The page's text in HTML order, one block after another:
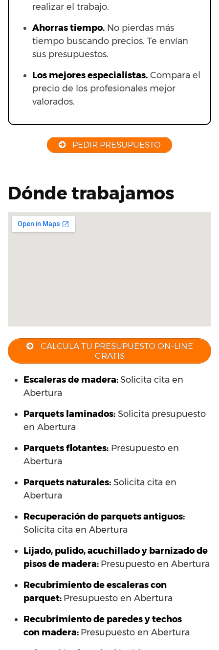
realizar el trabajo.
Ahorras tiempo. No pierdas más
tiempo buscando precios. Te envían
sus presupuestos.
Los mejores especialistas. Compara el
precio de los profesionales mejor
valorados.
PEDIR PRESUPUESTO
Dónde trabajamos
CALCULA TU PRESUPUESTO ON-LINE
GRATIS
Escaleras de madera:Solicita cita en
Abertura
Parquets laminados: Solicita presupuesto
en Abertura
Parquets flotantes: Presupuesto en
Abertura
Parquets naturales: Solicita cita en
Abertura
Recuperación de parquets antiguos:
Solicita cita en Abertura
Lijado, pulido, acuchillado y barnizado de
pisos de madera: Presupuesto en Abertura
Recubrimiento de escaleras con
parquet: Presupuesto en Abertura
Recubrimiento de paredes y techos
con madera: Presupuesto en Abertura